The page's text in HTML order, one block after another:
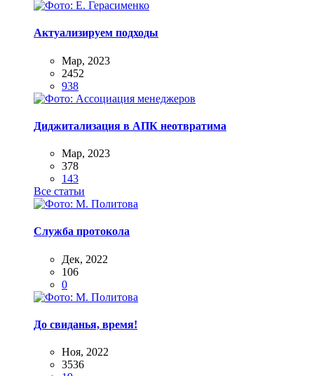
Актуализируем подходы
Мар, 2023
2452
938
Диджитализация в АПК неотвратима
Мар, 2023
378
143
Все статьи
Служба протокола
Дек, 2022
106
0
До свиданья, время!
Ноя, 2022
3536